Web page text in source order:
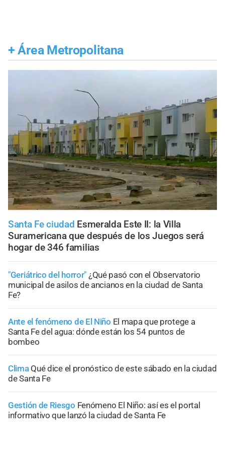
+ Área Metropolitana
Santa Fe ciudad Esmeralda Este II: la Villa
Suramericana que después de los Juegos será
hogar de 346 familias
"Geriátrico del horror" ¿Qué pasó con el Observatorio
municipal de asilos de ancianos en la ciudad de Santa
Fe?
Ante el fenómeno de El Niño El mapa que protege a
Santa Fe del agua: dónde están los 54 puntos de
bombeo
Clima Qué dice el pronóstico de este sábado en la ciudad
de Santa Fe
Gestión de Riesgo Fenómeno El Niño: así es el portal
informativo que lanzó la ciudad de Santa Fe